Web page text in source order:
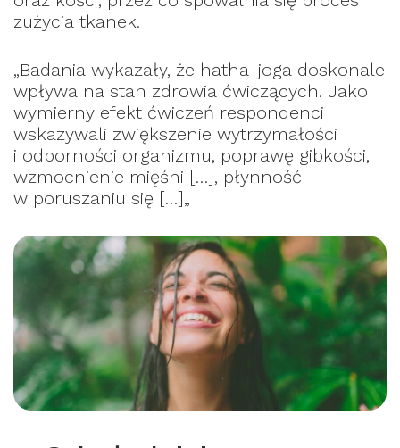
zużycia tkanek.
„Badania wykazały, że hatha-joga doskonale
wpływa na stan zdrowia ćwiczących. Jako
wymierny efekt ćwiczeń respondenci
wskazywali zwiększenie wytrzymałości
i odporności organizmu, poprawę gibkości,
wzmocnienie mięśni […], płynność
w poruszaniu się […]„